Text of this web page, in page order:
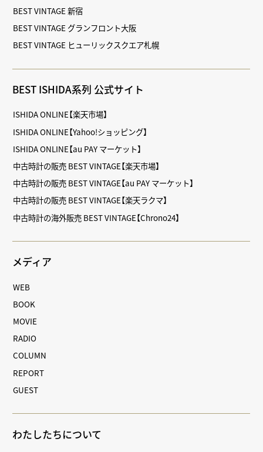
BEST VINTAGE 新宿
BEST VINTAGE グランフロント大阪
BEST VINTAGE ヒューリックスクエア札幌
BEST ISHIDA系列 公式サイト
ISHIDA ONLINE【楽天市場】
ISHIDA ONLINE【Yahoo!ショッピング】
ISHIDA ONLINE【au PAY マーケット】
中古時計の販売 BEST VINTAGE【楽天市場】
中古時計の販売 BEST VINTAGE【au PAY マーケット】
中古時計の販売 BEST VINTAGE【楽天ラクマ】
中古時計の海外販売 BEST VINTAGE【Chrono24】
メディア
WEB
BOOK
MOVIE
RADIO
COLUMN
REPORT
GUEST
わたしたちについて